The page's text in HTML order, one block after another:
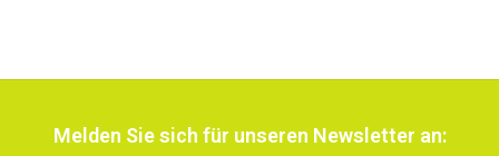
Melden Sie sich für unseren Newsletter an: